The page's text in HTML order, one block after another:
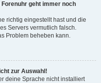
Forenuhr geht immer noch
richtig eingestellt hast und die
Servers vermutlich falsch.
Problem beheben kann.
zur Auswahl!
deine Sprache nicht installiert